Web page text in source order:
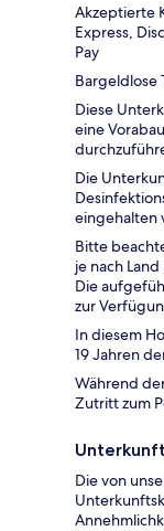
Akzeptierte
Express,
Pay
Bargeldlose
Diese
eine
Die
eingehalten
Bitte
je nach
Die
zur
In diesem
19 Jahren
Während
Zutritt zum
Die von